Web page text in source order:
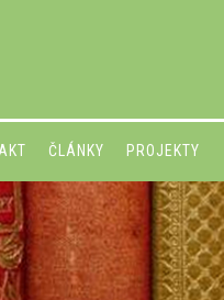
ČLÁNKY PROJEKTY